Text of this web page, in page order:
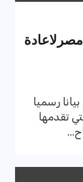
رسميا
تقدمها